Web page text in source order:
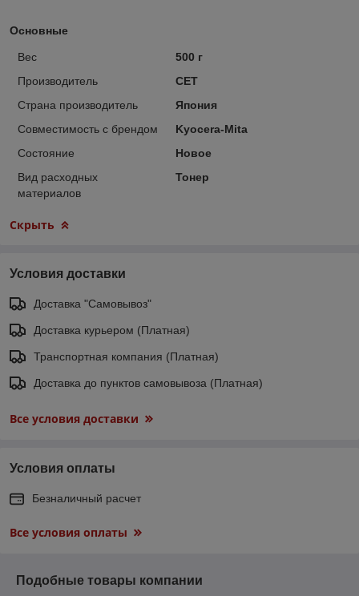
Основные
Вес
500 г
Производитель
CET
Страна производитель
Япония
Совместимость с брендом
Kyocera-Mita
Состояние
Новое
Вид расходных
материалов
Тонер
Скрыть
Условия доставки
Доставка "Самовывоз"
Доставка курьером (Платная)
Транспортная компания (Платная)
Доставка до пунктов самовывоза (Платная)
Все условия доставки
Условия оплаты
Безналичный расчет
Все условия оплаты
Подобные товары компании